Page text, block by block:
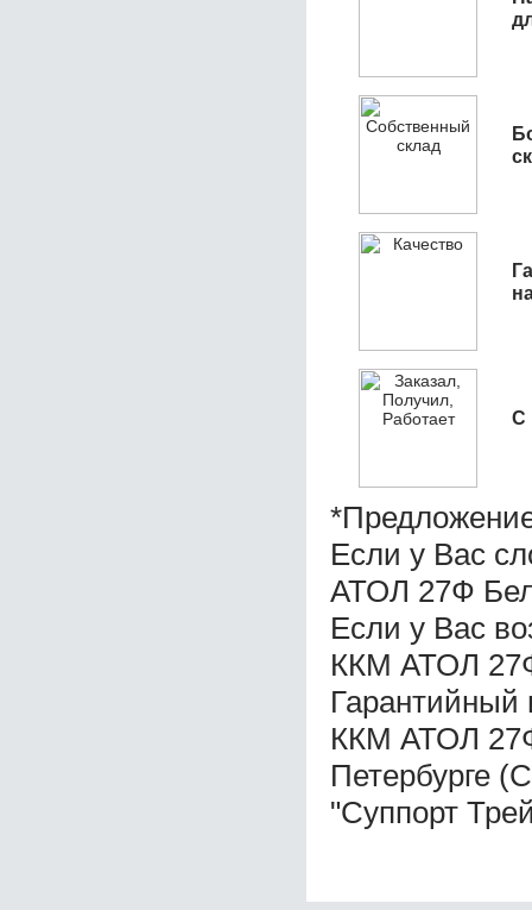
С
Если у Вас
АТОЛ 27Ф
Если у Вас
ККМ АТОЛ
Гарантийный
ККМ АТОЛ
Петербурге
"Суппорт